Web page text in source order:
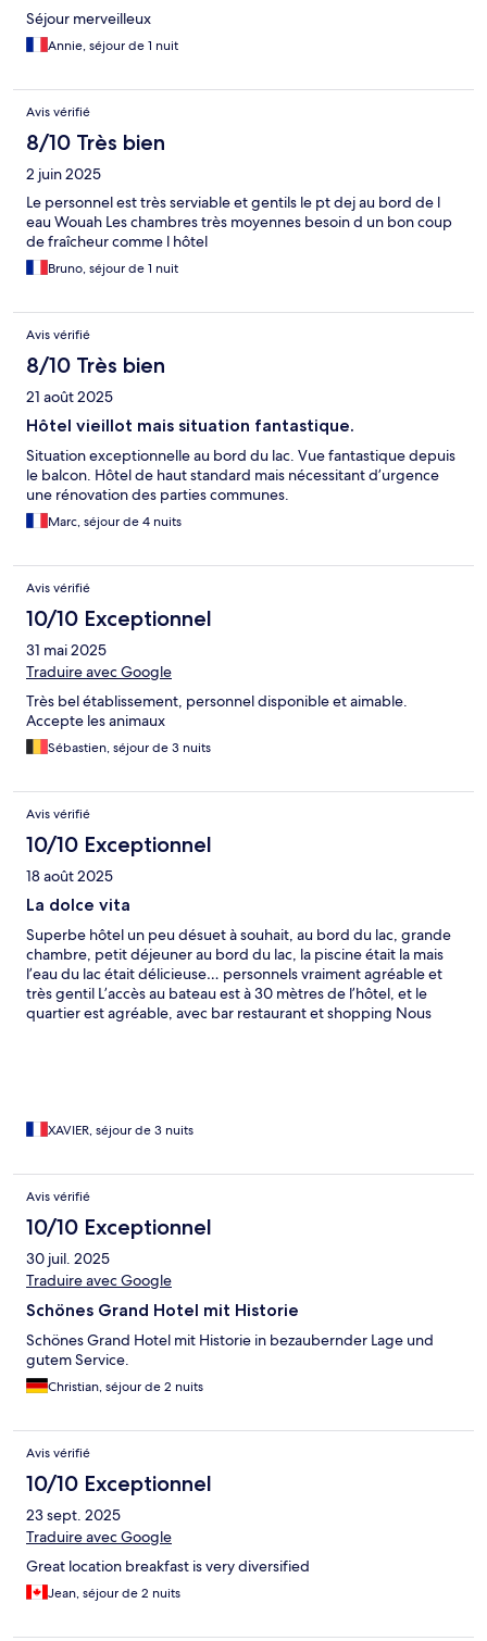
Séjour merveilleux
Annie, séjour de 1 nuit
Avis vérifié
8/10 Très bien
2 juin 2025
Le personnel est très serviable et gentils le pt dej au bord de l
eau Wouah Les chambres très moyennes besoin d un bon coup
de fraîcheur comme l hôtel
Bruno, séjour de 1 nuit
Avis vérifié
8/10 Très bien
21 août 2025
Hôtel vieillot mais situation fantastique.
Situation exceptionnelle au bord du lac. Vue fantastique depuis
le balcon. Hôtel de haut standard mais nécessitant d’urgence
une rénovation des parties communes.
Marc, séjour de 4 nuits
Avis vérifié
10/10 Exceptionnel
31 mai 2025
Traduire avec Google
Très bel établissement, personnel disponible et aimable.
Accepte les animaux
Sébastien, séjour de 3 nuits
Avis vérifié
10/10 Exceptionnel
18 août 2025
La dolce vita
Superbe hôtel un peu désuet à souhait, au bord du lac, grande
chambre, petit déjeuner au bord du lac, la piscine était la mais
l’eau du lac était délicieuse… personnels vraiment agréable et
très gentil L’accès au bateau est à 30 mètres de l’hôtel, et le
quartier est agréable, avec bar restaurant et shopping Nous
XAVIER, séjour de 3 nuits
Avis vérifié
10/10 Exceptionnel
30 juil. 2025
Traduire avec Google
Schönes Grand Hotel mit Historie
Schönes Grand Hotel mit Historie in bezaubernder Lage und
gutem Service.
Christian, séjour de 2 nuits
Avis vérifié
10/10 Exceptionnel
23 sept. 2025
Traduire avec Google
Great location breakfast is very diversified
Jean, séjour de 2 nuits